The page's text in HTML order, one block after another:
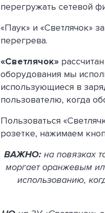
перегружать сетевой
«Паук» и «Светлячок»
перегрева.
«Светлячок»
оборудования мы
использующиеся в
пользователю, когда
Пользоваться
розетке, нажимаем
ВАЖНО: на повязках
моргает оранжевым
использованию,